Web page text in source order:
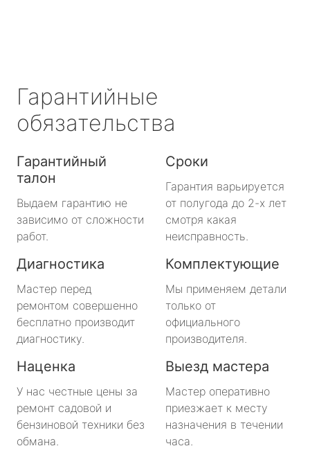
Гарантийные
обязательства
Гарантийный
талон
Выдаем гарантию не
зависимо от сложности
работ.
Сроки
Гарантия варьируется
от полугода до 2-х лет
смотря какая
неисправность.
Диагностика
Мастер перед
ремонтом совершенно
бесплатно производит
диагностику.
Комплектующие
Мы применяем детали
только от
официального
производителя.
Наценка
У нас честные цены за
ремонт садовой и
бензиновой техники без
обмана.
Выезд мастера
Мастер оперативно
приезжает к месту
назначения в течении
часа.